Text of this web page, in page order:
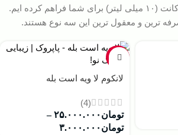
دست ریز را به صورت دکانت (۱۰ میلی لیتر) برای شما فراهم کرده ایم.
صرفه ترین و معقول ترین این سه نوع هستند.
-35%
لانکوم لا ویه است بله
(4)
تومان ۲۵.۰۰۰.۰۰۰ –
تومان ۳.۰۰۰.۰۰۰